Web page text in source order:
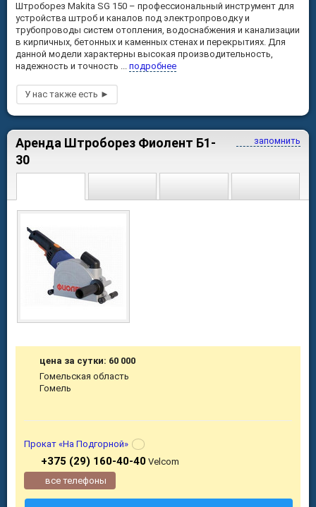
Штроборез Makita SG 150 – профессиональный инструмент для
устройства штроб и каналов под электропроводку и
трубопроводы систем отопления, водоснабжения и канализации
в кирпичных, бетонных и каменных стенах и перекрытиях. Для
данной модели характерны высокая производительность,
надежность и точность ... подробнее
запомнить
Аренда Штроборез Фиолент Б1-
30
цена за сутки: 60 000
Гомельская область
Гомель
Прокат «На Подгорной»
+375 (29) 160-40-40Velcom
все телефоны